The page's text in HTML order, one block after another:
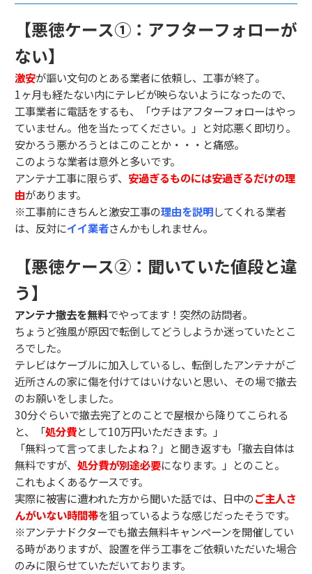
【悪徳ケース①：アフターフォローが
ない】
激安が謳い文句のとある業者に依頼し、工事が終了。
1ヶ月も経たない内にテレビが映らないようになったので、
工事業者に電話をするも、「ウチはアフターフォローはやっ
ていません。他を当たってください。」と対応悪く即切り。
安かろう悪かろうとはこのことか・・・と痛感。
このような業者は意外と多いです。
アンテナ工事に限らず、 安過ぎるものには安過ぎるだけの理
由があります。
※工事前にきちんと激安工事の理由を説明してくれる業者
は、反対にイイ業者さんかもしれません。
【悪徳ケース②：聞いていた値段と違
う】
アンテナ撤去を無料でやってます！突然の訪問者。
ちょうど強風が原因で転倒してどうしようか迷っていたとこ
ろでした。
テレビはケーブルに加入しているし、転倒したアンテナがご
近所さんの家に傷を付けてはいけないと思い、その場で撤去
のお願いをしました。
30分ぐらいで撤去完了とのことで屋根から降りてこられる
と、「処分費として10万円いただきます。」
「無料って言ってましたよね？」と聞き返すも「撤去自体は
無料ですが、 処分費が別途必要になります。」とのこと。
これもよくあるケースです。
実際に被害に遭われた方から聞いた話では、日中のご主人さ
んがいない時間帯を狙っているような感じだったそうです。
※アンテナドクターでも撤去無料キャンペーンを開催してい
る時がありますが、設置を伴う工事をご依頼いただいた場合
のみに限らせていただいております。